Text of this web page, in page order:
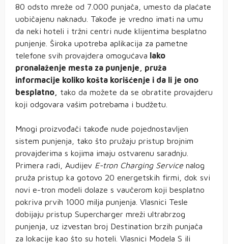
80 odsto mreže od 7.000 punjača, umesto da plaćate
uobičajenu naknadu. Takođe je vredno imati na umu
da neki hoteli i tržni centri nude klijentima besplatno
punjenje. Široka upotreba aplikacija za pametne
telefone svih provajdera omogućava lako
pronalaženje mesta za punjenje, pruža
informacije koliko košta korišćenje i da li je ono
besplatno,
tako da možete da se obratite provajderu
koji odgovara vašim potrebama i budžetu.
Mnogi proizvođači takođe nude pojednostavljen
sistem punjenja, tako što pružaju pristup brojnim
provajderima s kojima imaju ostvarenu saradnju.
Primera radi, Audijev E-tron Charging Service nalog
pruža pristup ka gotovo 20 energetskih firmi, dok svi
novi e-tron modeli dolaze s vaučerom koji besplatno
pokriva prvih 1000 milja punjenja. Vlasnici Tesle
dobijaju pristup Supercharger mreži ultrabrzog
punjenja, uz izvestan broj Destination brzih punjača
za lokacije kao što su hoteli. Vlasnici Modela S ili